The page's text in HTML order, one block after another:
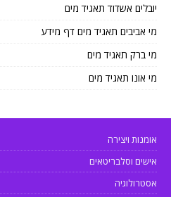
יובלים אשדוד תאגיד מים
מי אביבים תאגיד מים דף מידע
מי ברק תאגיד מים
מי אונו תאגיד מים
אומנות ויצירה
אישים וסלבריטאים
אסטרולוגיה